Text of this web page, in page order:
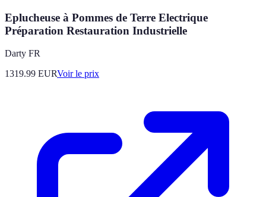
Eplucheuse à Pommes de Terre Electrique
Préparation Restauration Industrielle
Darty FR
1319.99 EURVoir le prix